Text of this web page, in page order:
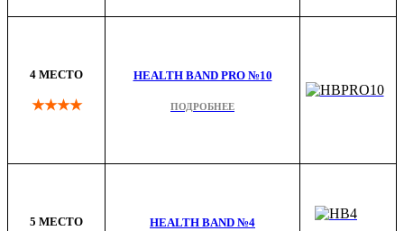
4 МЕСТО
★★★★
HEALTH BAND PRO №10
ПОДРОБНЕЕ
5 МЕСТО HEALTH BAND №4